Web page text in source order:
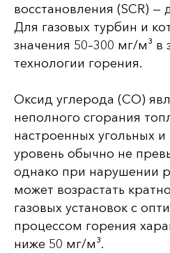
восстановления (SCR) —
Для газовых турбин и
значения 50–300 мг/м³ в
технологии горения.
Оксид углерода (CO)
неполного сгорания
настроенных угольных и
уровень обычно не
однако при нарушении
может возрастать
газовых установок с
процессом горения
ниже 50 мг/м³.